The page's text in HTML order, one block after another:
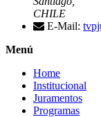
CHILE
E-Mail:
Menú
Home
Institucional
Juramentos
Programas